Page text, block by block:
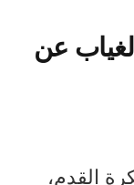
عن
القدم،